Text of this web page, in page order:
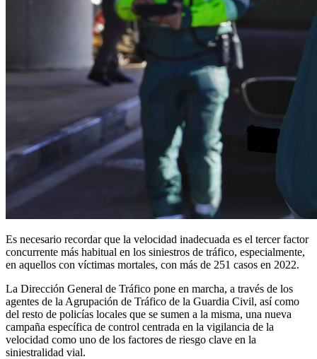
Es necesario recordar que la velocidad inadecuada es el tercer factor
concurrente más habitual en los siniestros de tráfico, especialmente,
en aquellos con víctimas mortales, con más de 251 casos en 2022.
La Dirección General de Tráfico pone en marcha, a través de los
agentes de la Agrupación de Tráfico de la Guardia Civil, así como
del resto de policías locales que se sumen a la misma, una nueva
campaña específica de control centrada en la vigilancia de la
velocidad como uno de los factores de riesgo clave en la
siniestralidad vial.